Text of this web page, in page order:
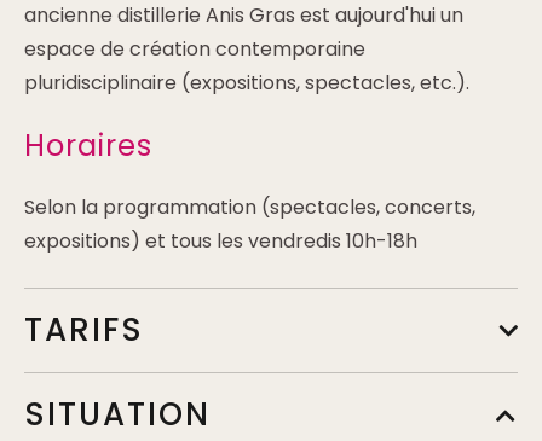
ancienne distillerie Anis Gras est aujourd'hui un
espace de création contemporaine
pluridisciplinaire (expositions, spectacles, etc.).
Horaires
Selon la programmation (spectacles, concerts,
expositions) et tous les vendredis 10h-18h
TARIFS
SITUATION